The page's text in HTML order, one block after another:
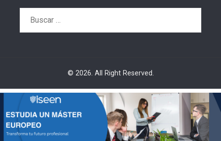
© 2026. All Right Reserved.